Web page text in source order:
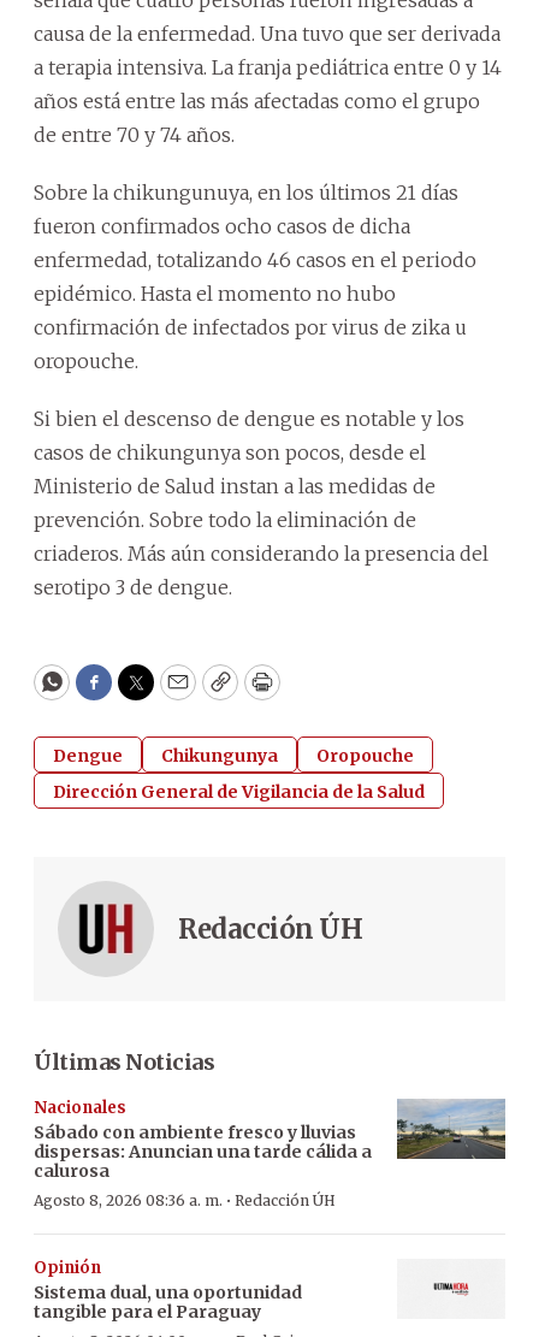
causa de la enfermedad. Una tuvo que ser derivada
a terapia intensiva. La franja pediátrica entre 0 y 14
años está entre las más afectadas como el grupo
de entre 70 y 74 años.
Sobre la chikungunuya, en los últimos 21 días
fueron confirmados ocho casos de dicha
enfermedad, totalizando 46 casos en el periodo
epidémico. Hasta el momento no hubo
confirmación de infectados por virus de zika u
oropouche.
Si bien el descenso de dengue es notable y los
casos de chikungunya son pocos, desde el
Ministerio de Salud instan a las medidas de
prevención. Sobre todo la eliminación de
criaderos. Más aún considerando la presencia del
serotipo 3 de dengue.
WhatsApp
Facebook
Twitter
EmailCopyPrint
Dengue Chikungunya
Oropouche
Dirección General de Vigilancia de la Salud
Redacción ÚH
Últimas Noticias
Nacionales
Sábado con ambiente fresco y lluvias
dispersas: Anuncian una tarde cálida a
calurosa
Agosto 8, 2026 08:36 a. m. · Redacción ÚH
Opinión
Sistema dual, una oportunidad
tangible para el Paraguay